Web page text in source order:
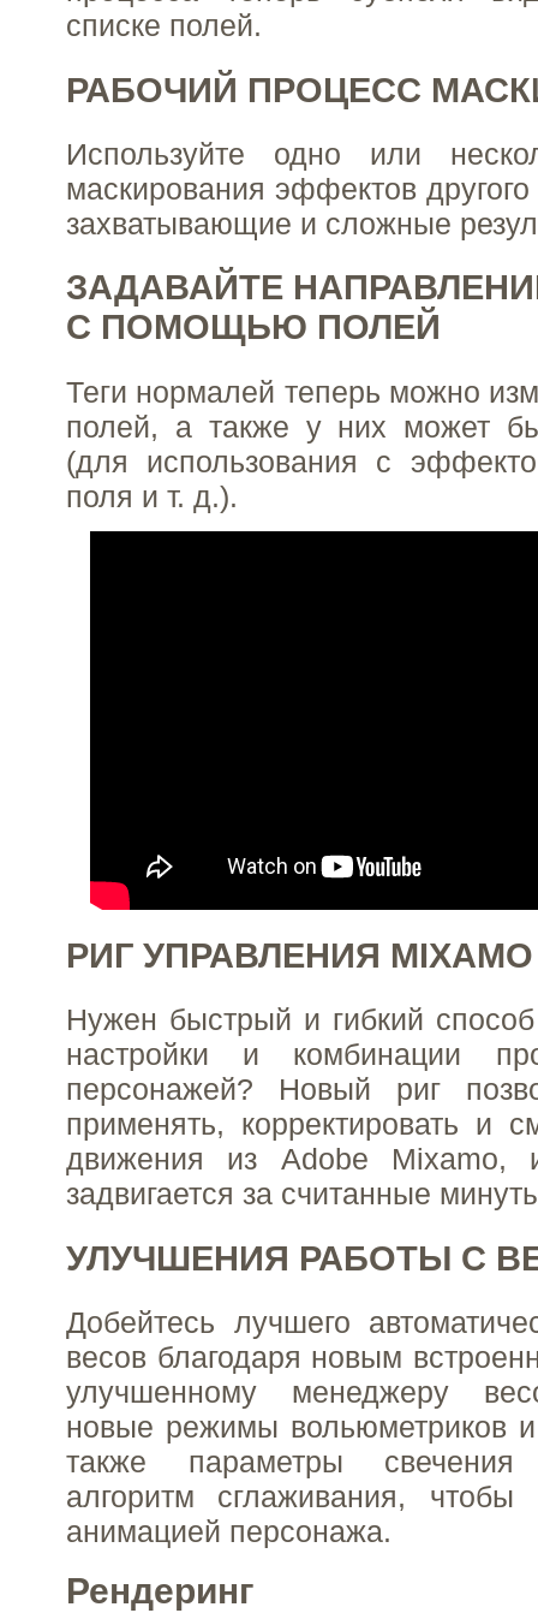
списке полей.
РАБОЧИЙ ПРОЦЕСС
Используйте одно или
маскирования эффектов
захватывающие и сложные
ЗАДАВАЙТЕ
С ПОМОЩЬЮ ПОЛЕЙ
Теги нормалей теперь можно
полей, а также у них может
(для использования с
поля и т. д.).
РИГ УПРАВЛЕНИЯ MIXAMO
Нужен быстрый и гибкий
настройки и комбинации
персонажей? Новый риг
применять, корректировать и
движения из Adobe Mixamo,
задвигается за считанные
УЛУЧШЕНИЯ РАБОТЫ С
Добейтесь лучшего
весов благодаря новым
улучшенному менеджеру
новые режимы вольюметриков
также параметры
алгоритм сглаживания, чтобы
анимацией персонажа.
Рендеринг